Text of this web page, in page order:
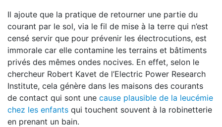
Il ajoute que la pratique de retourner une partie du
courant par le sol, via le fil de mise à la terre qui n’est
censé servir que pour prévenir les électrocutions, est
immorale car elle contamine les terrains et bâtiments
privés des mêmes ondes nocives. En effet, selon le
chercheur Robert Kavet de l’Electric Power Research
Institute, cela génère dans les maisons des courants
de contact qui sont une cause plausible de la leucémie
chez les enfants qui touchent souvent à la robinetterie
en prenant un bain.